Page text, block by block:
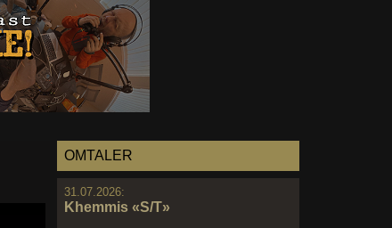
OMTALER
31.07.2026:
Khemmis «S/T»